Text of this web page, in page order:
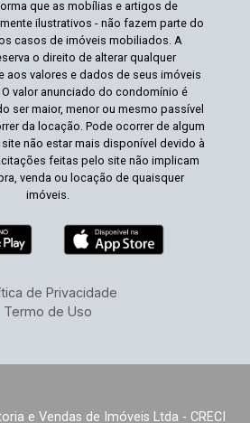
que as mobílias e artigos de
ilustrativos - não fazem parte do
casos de imóveis mobiliados. A
o direito de alterar qualquer
aos valores e dados de seus imóveis
valor anunciado do condomínio é
ser maior, menor ou mesmo passível
da locação. Pode ocorrer de algum
não estar mais disponível devido à
feitas pelo site não implicam
venda ou locação de quaisquer
imóveis.
de Privacidade
Termo de Uso
e Vendas de Imóveis Ltda - CRECI